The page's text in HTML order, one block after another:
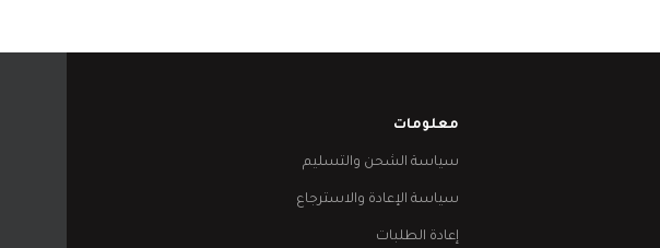
معلومات
سياسة الشحن والتسليم
سياسة الإعادة والاسترجاع
إعادة الطلبات